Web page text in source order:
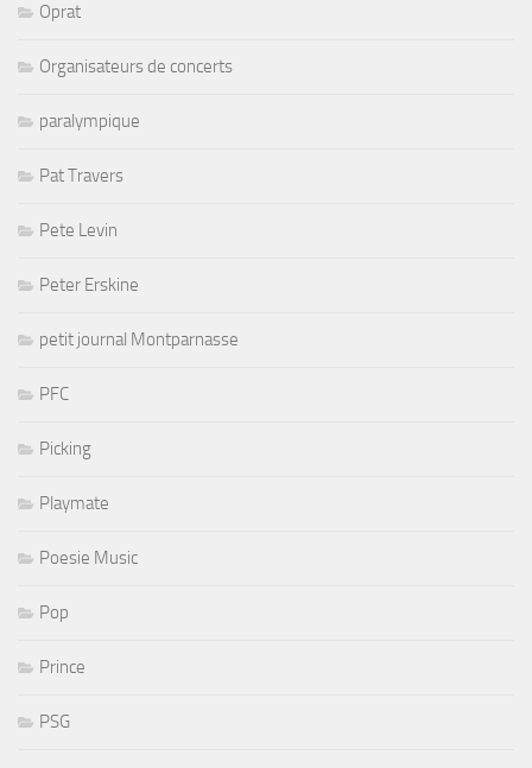
Oprat
Organisateurs de concerts
paralympique
Pat Travers
Pete Levin
Peter Erskine
petit journal Montparnasse
PFC
Picking
Playmate
Poesie Music
Pop
Prince
PSG